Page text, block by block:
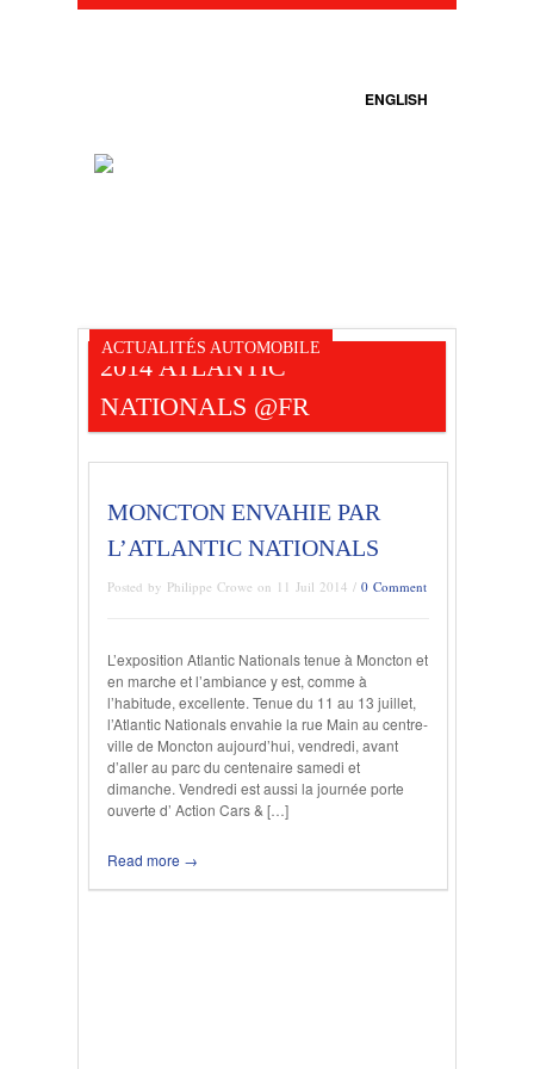
ENGLISH
2014 ATLANTIC
NATIONALS @FR
ACTUALITÉS AUTOMOBILE
MONCTON ENVAHIE PAR
L’ATLANTIC NATIONALS
Posted by Philippe Crowe on 11 Juil 2014 / 0 Comment
L’exposition Atlantic Nationals tenue à Moncton et
en marche et l’ambiance y est, comme à
l’habitude, excellente. Tenue du 11 au 13 juillet,
l’Atlantic Nationals envahie la rue Main au centre-
ville de Moncton aujourd’hui, vendredi, avant
d’aller au parc du centenaire samedi et
dimanche. Vendredi est aussi la journée porte
ouverte d’ Action Cars & […]
Read more →